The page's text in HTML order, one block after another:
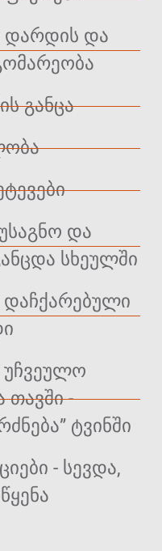
და
განცა
და
სხეულში
დაჩქარებული
თავში -
ტვინში
- სევდა,